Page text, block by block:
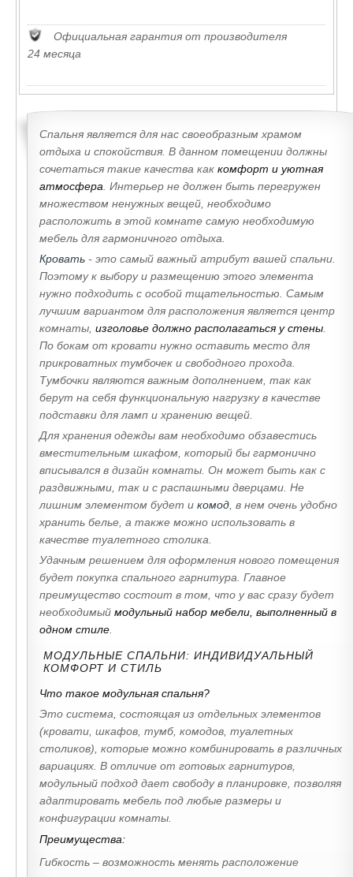
Официальная гарантия от производителя
24 месяца
Спальня является для нас своеобразным храмом
отдыха и спокойствия. В данном помещении должны
сочетаться такие качества как комфорт и уютная
атмосфера . Интерьер не должен быть перегружен
множеством ненужных вещей, необходимо
расположить в этой комнате самую необходимую
мебель для гармоничного отдыха.
Кровать - это самый важный атрибут вашей спальни.
Поэтому к выбору и размещению этого элемента
нужно подходить с особой тщательностью. Самым
лучшим вариантом для расположения является центр
комнаты, изголовье должно располагаться у стены
По бокам от кровати нужно оставить место для
прикроватных тумбочек и свободного прохода.
Тумбочки являются важным дополнением, так как
берут на себя функциональную нагрузку в качестве
подставки для ламп и хранению вещей.
Для хранения одежды вам необходимо обзавестись
вместительным шкафом, который бы гармонично
вписывался в дизайн комнаты. Он может быть как с
раздвижными, так и с распашными дверцами. Не
лишним элементом будет и комод , в нем очень удобно
хранить белье, а также можно использовать в
качестве туалетного столика.
Удачным решением для оформления нового помещения
будет покупка спального гарнитура. Главное
преимущество состоит в том, что у вас сразу будет
необходимый модульный набор мебели, выполненный в
одном стиле.
МОДУЛЬНЫЕ СПАЛЬНИ: ИНДИВИДУАЛЬНЫЙ
КОМФОРТ И СТИЛЬ
Что такое модульная спальня?
Это система, состоящая из отдельных элементов
(кровати, шкафов, тумб, комодов, туалетных
столиков), которые можно комбинировать в различных
вариациях. В отличие от готовых гарнитуров,
модульный подход дает свободу в планировке, позволяя
адаптировать мебель под любые размеры и
конфигурации комнаты.
Преимущества:
Гибкость – возможность менять расположение